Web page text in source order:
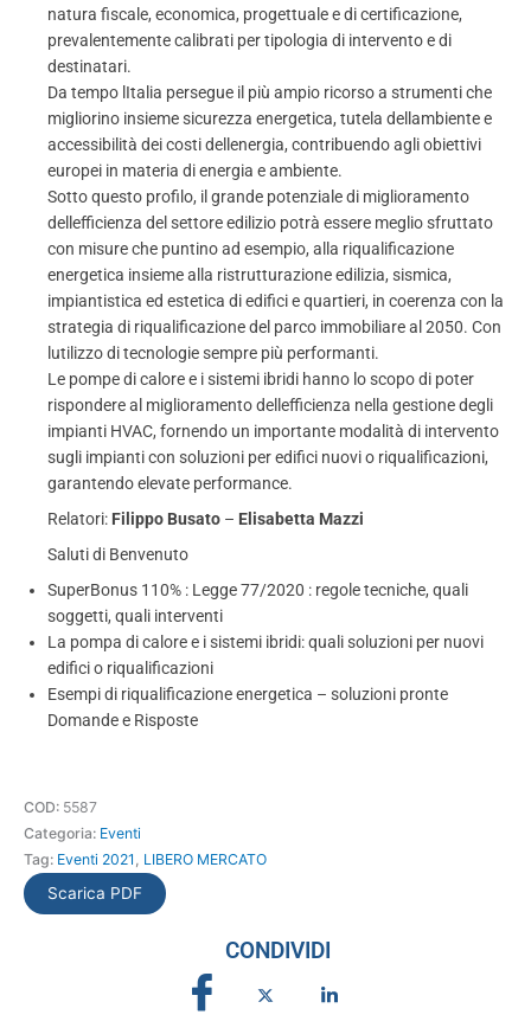
natura fiscale, economica, progettuale e di certificazione,
prevalentemente calibrati per tipologia di intervento e di
destinatari.
Da tempo lItalia persegue il più ampio ricorso a strumenti che
migliorino insieme sicurezza energetica, tutela dellambiente e
accessibilità dei costi dellenergia, contribuendo agli obiettivi
europei in materia di energia e ambiente.
Sotto questo profilo, il grande potenziale di miglioramento
dellefficienza del settore edilizio potrà essere meglio sfruttato
con misure che puntino ad esempio, alla riqualificazione
energetica insieme alla ristrutturazione edilizia, sismica,
impiantistica ed estetica di edifici e quartieri, in coerenza con la
strategia di riqualificazione del parco immobiliare al 2050. Con
lutilizzo di tecnologie sempre più performanti.
Le pompe di calore e i sistemi ibridi hanno lo scopo di poter
rispondere al miglioramento dellefficienza nella gestione degli
impianti HVAC, fornendo un importante modalità di intervento
sugli impianti con soluzioni per edifici nuovi o riqualificazioni,
garantendo elevate performance.
Relatori: Filippo Busato – Elisabetta Mazzi
Saluti di Benvenuto
SuperBonus 110% : Legge 77/2020 : regole tecniche, quali
soggetti, quali interventi
La pompa di calore e i sistemi ibridi: quali soluzioni per nuovi
edifici o riqualificazioni
Esempi di riqualificazione energetica – soluzioni pronte
Domande e Risposte
COD: 5587
Categoria: Eventi
Tag: Eventi 2021 , LIBERO MERCATO
Scarica PDF
CONDIVIDI